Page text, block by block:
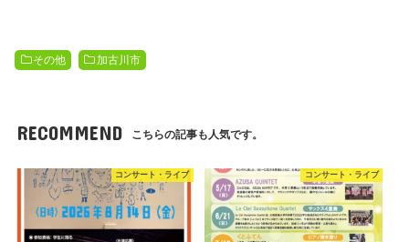
その他 加古川市
RECOMMEND こちらの記事も人気です。
コンサート・ライブ コンサート・ライブ